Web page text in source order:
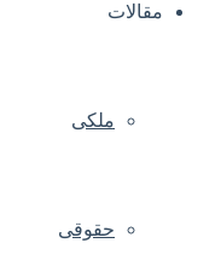
مقالات
ملکی
حقوقی